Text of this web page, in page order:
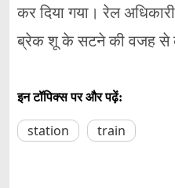
कर दिया गया। रेल
ब्रेक शू के सटने की वजह से
इन टॉपिक्स पर और पढ़ें:
station train